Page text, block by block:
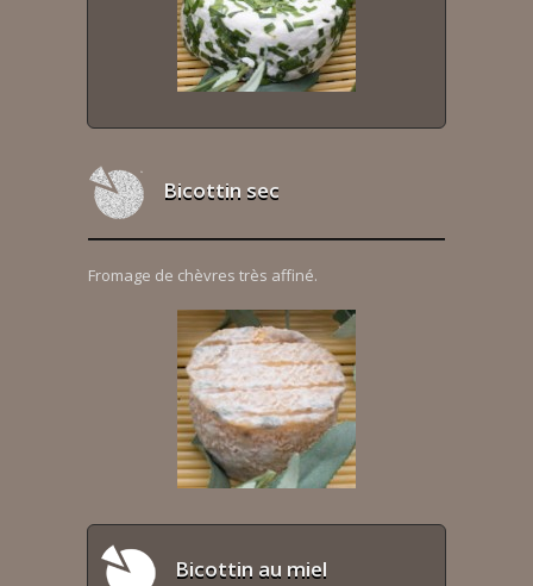
Bicottin sec
Fromage de chèvres très affiné.
Bicottin au miel